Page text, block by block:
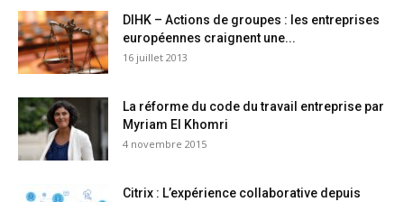
DIHK – Actions de groupes : les entreprises
européennes craignent une...
16 juillet 2013
La réforme du code du travail entreprise par
Myriam El Khomri
4 novembre 2015
Citrix : L’expérience collaborative depuis